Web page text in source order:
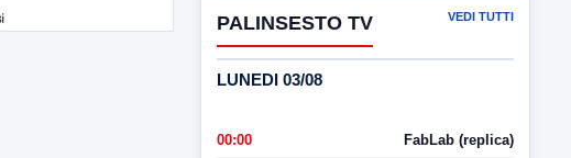
PALINSESTO TV VEDI TUTTI
LUNEDI 03/08
00:00 FabLab (replica)